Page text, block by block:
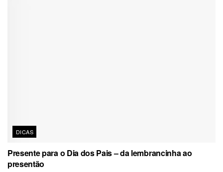
DICAS
Presente para o Dia dos Pais – da lembrancinha ao
presentão